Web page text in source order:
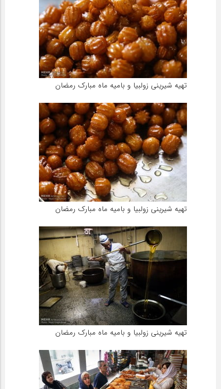
تهیه شیرینی زولبیا و بامیه ماه مبارک رمضان
تهیه شیرینی زولبیا و بامیه ماه مبارک رمضان
تهیه شیرینی زولبیا و بامیه ماه مبارک رمضان